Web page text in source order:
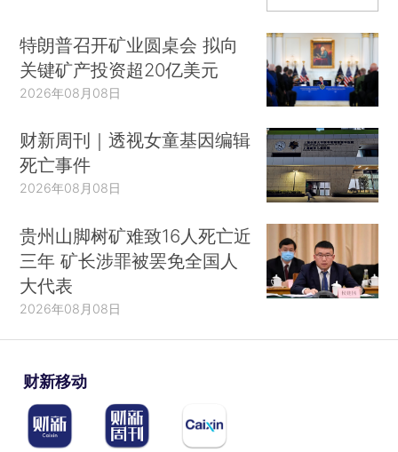
特朗普召开矿业圆桌会 拟向
关键矿产投资超20亿美元
2026年08月08日
财新周刊｜透视女童基因编辑
死亡事件
2026年08月08日
贵州山脚树矿难致16人死亡近
三年 矿长涉罪被罢免全国人
大代表
2026年08月08日
财新移动